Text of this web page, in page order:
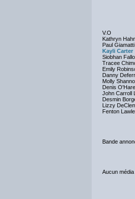
V.O
Kathryn
Paul Giamatti
Kayli Carter
Siobhan
Tracee
Emily
Danny
Molly
Denis O'Hare
John Carroll
Desmin
Lizzy
Fenton
Bande
Aucun média